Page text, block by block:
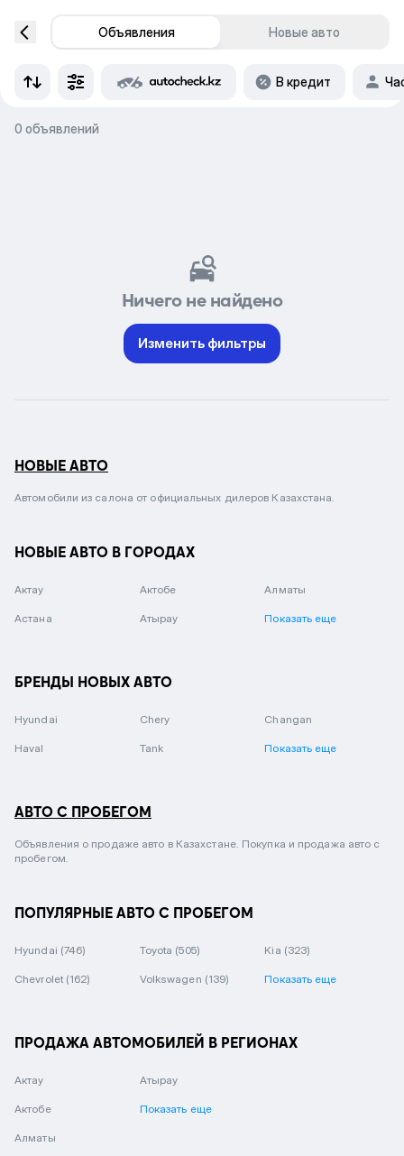
Объявления Новые авто
В кредит
0 объявлений
Ничего не найдено
Изменить фильтры
НОВЫЕ АВТО
Автомобили из салона от официальных дилеров Казахстана.
НОВЫЕ АВТО В ГОРОДАХ
Актау Актобе Алматы
Астана Атырау Показать еще
БРЕНДЫ НОВЫХ АВТО
Hyundai Chery Changan
Haval Tank Показать еще
АВТО С ПРОБЕГОМ
Объявления о продаже авто в Казахстане. Покупка и продажа авто с
пробегом.
ПОПУЛЯРНЫЕ АВТО С ПРОБЕГОМ
Hyundai (746) Toyota (505) Kia (323)
Chevrolet (162) Volkswagen (139) Показать еще
ПРОДАЖА АВТОМОБИЛЕЙ В РЕГИОНАХ
Актау
Актобе
Алматы
Атырау
Показать еще